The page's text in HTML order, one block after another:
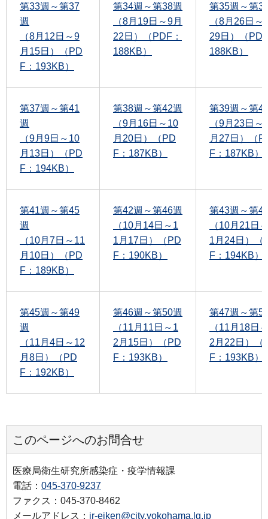
第33週～第37
週
（8月12日～9
月15日）（PD
F：193KB）
第34週～第38週
（8月19日～9月
22日）（PDF：
188KB）
第35週～第
（8月26日～
29日）（
188KB）
第37週～第41
週
（9月9日～10
月13日）（PD
F：194KB）
第38週～第42週
（9月16日～10
月20日）（PD
F：187KB）
第39週～第
（9月23日～
月27日）（
F：187KB）
第41週～第45
週
（10月7日～11
月10日）（PD
F：189KB）
第42週～第46週
（10月14日～1
1月17日）（PD
F：190KB）
第43週～第
（10月21日
1月24日）（
F：194KB）
第45週～第49
週
（11月4日～12
月8日）（PD
F：192KB）
第46週～第50週
（11月11日～1
2月15日）（PD
F：193KB）
第47週～第
（11月18日
2月22日）（
F：193KB）
このページへのお問合せ
医療局衛生研究所感染症・疫学情報課
電話： 045-370-9237
ファクス：045-370-8462
メールアドレス： ir-eiken@city.yokohama.lg.jp